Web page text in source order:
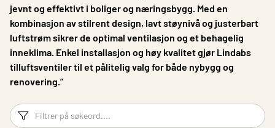
Bærekraft
Kontakt oss
Logg inn
Choose languge
jevnt og effektivt i boliger og næringsbygg. Med en
kombinasjon av stilrent design, lavt støynivå og justerbart
luftstrøm sikrer de optimal ventilasjon og et behagelig
inneklima. Enkel installasjon og høy kvalitet gjør Lindabs
tilluftsventiler til et pålitelig valg for både nybygg og
renovering.”
Filtreringsord